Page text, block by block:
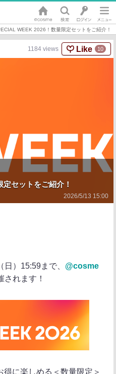
WEEK 2026！数量限定セットをご紹介！
1184 views Like 10
セットをご紹介！
2026/5/13 15:00
）15:59まで、 @cosme
されます！
に楽しめる＜数量限定＞